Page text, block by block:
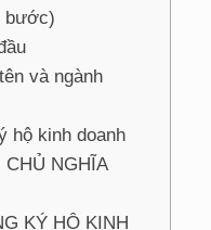
bước)
và ngành
hộ kinh doanh
CHỦ NGHĨA
KÝ HỘ KINH